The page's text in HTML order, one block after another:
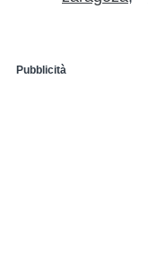
Pubblicità